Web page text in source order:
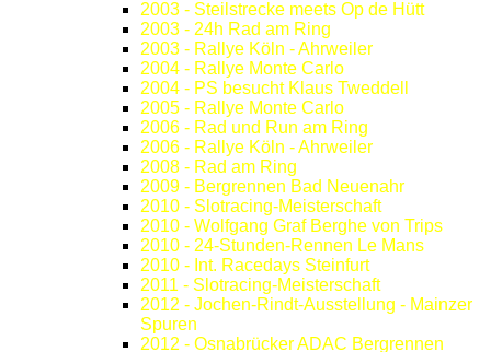
2003 - Steilstrecke meets Op de Hütt
2003 - 24h Rad am Ring
2003 - Rallye Köln - Ahrweiler
2004 - Rallye Monte Carlo
2004 - PS besucht Klaus Tweddell
2005 - Rallye Monte Carlo
2006 - Rad und Run am Ring
2006 - Rallye Köln - Ahrweiler
2008 - Rad am Ring
2009 - Bergrennen Bad Neuenahr
2010 - Slotracing-Meisterschaft
2010 - Wolfgang Graf Berghe von Trips
2010 - 24-Stunden-Rennen Le Mans
2010 - Int. Racedays Steinfurt
2011 - Slotracing-Meisterschaft
2012 - Jochen-Rindt-Ausstellung - Mainzer
Spuren
2012 - Osnabrücker ADAC Bergrennen